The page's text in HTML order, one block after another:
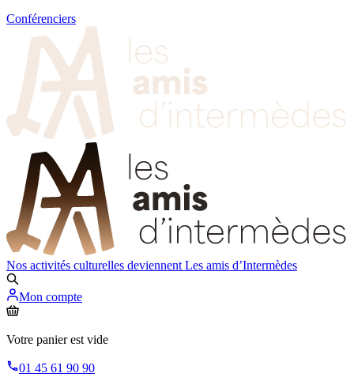
Conférenciers
Nos activités culturelles deviennent Les amis d’Intermèdes
Mon compte
Votre panier est vide
01 45 61 90 90